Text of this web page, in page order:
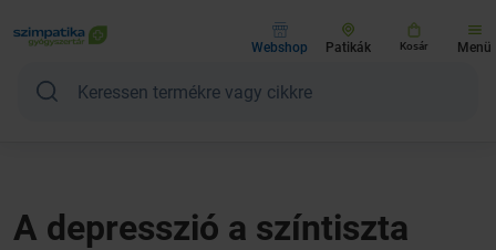
Webshop Patikák Kosár Menü
A depresszió a színtiszta